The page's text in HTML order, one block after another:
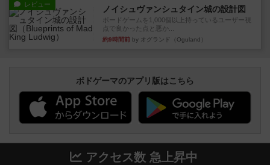
レビュー ノイシュヴァンシュタイン城の設計図
ボードゲームを1,000個以上持っているユーザー視
点で良かった点と悪か...
約9時間前 by オグランド（Oguland）
ボドゲーマのアプリ版はこちら
アクセス数 急上昇中